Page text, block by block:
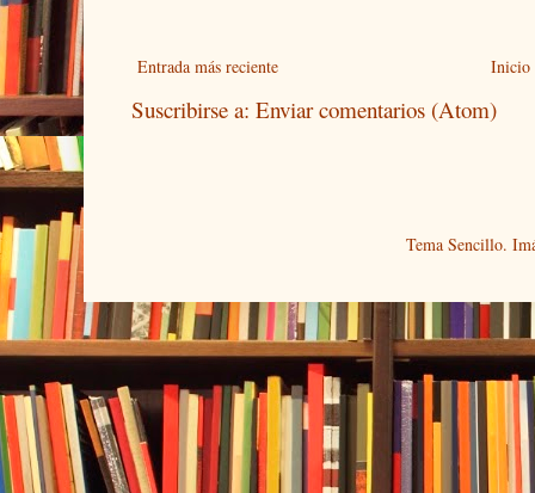
Entrada más reciente Inicio
Suscribirse a: Enviar comentarios (Atom)
Tema Sencillo.